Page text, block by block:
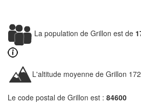
La population de Grillon est de
L'altitude moyenne de Grillon
Le code postal de Grillon est : 84600